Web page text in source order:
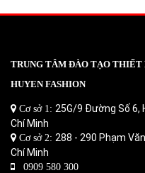
TRUNG TÂM ĐÀO TẠO THIẾT
HUYEN FASHION
Cơ sở 1: 25G/9 Đường Số 6,
Chí Minh
Cơ sở 2: 288 - 290 Phạm
Chí Minh
0909 580 300